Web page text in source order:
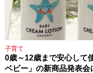
子育て
0歳～12歳まで安心して
ベビー」の新商品発表会